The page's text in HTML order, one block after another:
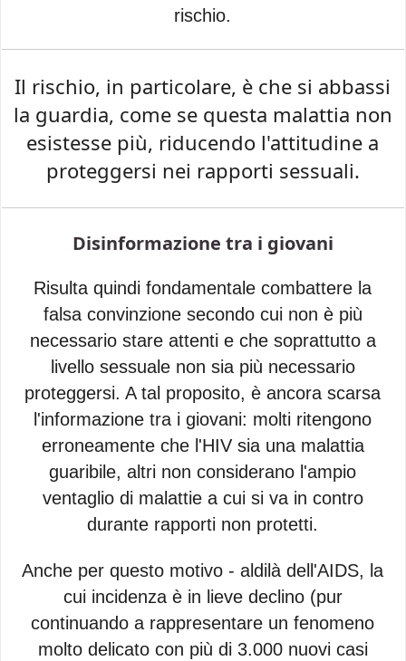
rischio.
Il rischio, in particolare, è che si abbassi
la guardia, come se questa malattia non
esistesse più, riducendo l'attitudine a
proteggersi nei rapporti sessuali.
Disinformazione tra i giovani
Risulta quindi fondamentale combattere la
falsa convinzione secondo cui non è più
necessario stare attenti e che soprattutto a
livello sessuale non sia più necessario
proteggersi. A tal proposito, è ancora scarsa
l'informazione tra i giovani: molti ritengono
erroneamente che l'HIV sia una malattia
guaribile, altri non considerano l'ampio
ventaglio di malattie a cui si va in contro
durante rapporti non protetti.
Anche per questo motivo - aldilà dell'AIDS, la
cui incidenza è in lieve declino (pur
continuando a rappresentare un fenomeno
molto delicato con più di 3.000 nuovi casi